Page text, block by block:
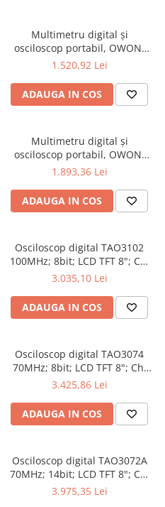
Multimetru digital și
osciloscop portabil, OWON,
HDS2102S, 200mV-1kV,
1.520,92 Lei
ADAUGA IN COS
Multimetru digital și
osciloscop portabil, OWON,
HDS2202S, 200mV-1kV,
1.893,36 Lei
ADAUGA IN COS
Osciloscop digital TAO3102
100MHz; 8bit; LCD TFT 8"; Ch:
2; 1Gsps; 40Mpts pentru a
3.035,10 Lei
ADAUGA IN COS
Osciloscop digital TAO3074
70MHz; 8bit; LCD TFT 8"; Ch:
4; 1Gsps; 40Mpts compatibil
3.425,86 Lei
ADAUGA IN COS
Osciloscop digital TAO3072A
70MHz; 14bit; LCD TFT 8"; Ch:
2; 1Gsps; 40Mpts dotat cu
3.975,35 Lei